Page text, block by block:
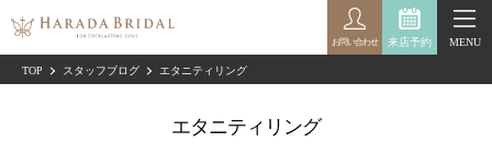
来店予約
お問い合わせ MENU
TOP スタッフブログ エタニティリング
エタニティリング